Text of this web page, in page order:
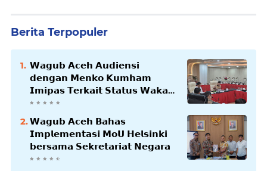
Berita Terpopuler
𝗪𝗮𝗴𝘂𝗯 𝗔𝗰𝗲𝗵 𝗔𝘂𝗱𝗶𝗲𝗻𝘀𝗶
𝗱𝗲𝗻𝗴𝗮𝗻 𝗠𝗲𝗻𝗸𝗼 𝗞𝘂𝗺𝗵𝗮𝗺
𝗜𝗺𝗶𝗽𝗮𝘀 𝗧𝗲𝗿𝗸𝗮𝗶𝘁 𝗦𝘁𝗮𝘁𝘂𝘀 𝗪𝗮𝗸𝗮𝗳
𝗕𝗹𝗮𝗻𝗴𝗽𝗮𝗱𝗮𝗻𝗴
𝗪𝗮𝗴𝘂𝗯 𝗔𝗰𝗲𝗵 𝗕𝗮𝗵𝗮𝘀
𝗜𝗺𝗽𝗹𝗲𝗺𝗲𝗻𝘁𝗮𝘀𝗶 𝗠𝗼𝗨 𝗛𝗲𝗹𝘀𝗶𝗻𝗸𝗶
𝗯𝗲𝗿𝘀𝗮𝗺𝗮 𝗦𝗲𝗸𝗿𝗲𝘁𝗮𝗿𝗶𝗮𝘁 𝗡𝗲𝗴𝗮𝗿𝗮